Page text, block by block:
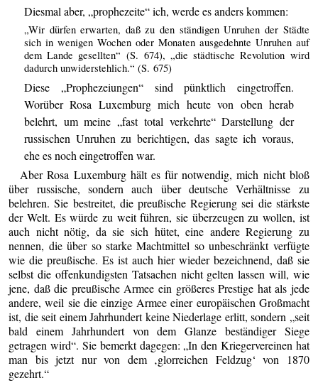
Diesmal aber, „prophezeite“ ich, werde es anders kommen:
„Wir dürfen erwarten, daß zu den ständigen Unruhen der Städte
sich in wenigen Wochen oder Monaten ausgedehnte Unruhen auf
dem Lande gesellten“ (S. 674), „die städtische Revolution wird
dadurch unwiderstehlich.“ (S. 675)
Diese „Prophezeiungen“ sind pünktlich eingetroffen.
Worüber Rosa Luxemburg mich heute von oben herab
belehrt, um meine „fast total verkehrte“ Darstellung der
russischen Unruhen zu berichtigen, das sagte ich voraus,
ehe es noch eingetroffen war.
Aber Rosa Luxemburg hält es für notwendig, mich nicht bloß
über russische, sondern auch über deutsche Verhältnisse zu
belehren. Sie bestreitet, die preußische Regierung sei die stärkste
der Welt. Es würde zu weit führen, sie überzeugen zu wollen, ist
auch nicht nötig, da sie sich hütet, eine andere Regierung zu
nennen, die über so starke Machtmittel so unbeschränkt verfügte
wie die preußische. Es ist auch hier wieder bezeichnend, daß sie
selbst die offenkundigsten Tatsachen nicht gelten lassen will, wie
jene, daß die preußische Armee ein größeres Prestige hat als jede
andere, weil sie die einzige Armee einer europäischen Großmacht
ist, die seit einem Jahrhundert keine Niederlage erlitt, sondern „seit
bald einem Jahrhundert von dem Glanze beständiger Siege
getragen wird“. Sie bemerkt dagegen: „In den Kriegervereinen hat
man bis jetzt nur von dem ‚glorreichen Feldzug‘ von 1870
gezehrt.“